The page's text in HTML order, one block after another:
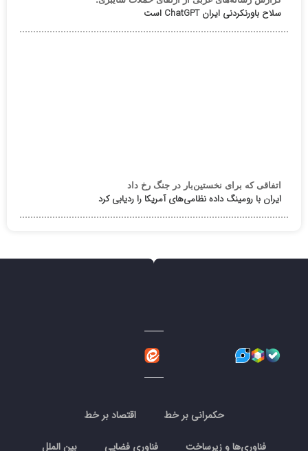
سلاح باورنکردنی ایران ChatGPT است
اتفاقی که برای نخستین‌بار در جنگ رخ داد
ایران با رومینگ داده نظامی‌های آمریکا را ردیابی کرد
حکمرانی بر خط اقتصاد بر خط
فناوری‌ها و زیرساخت فناوری فضایی بین الملل